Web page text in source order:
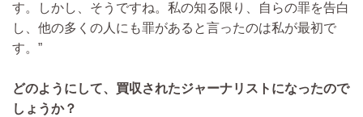
す。しかし、そうですね。私の知る限り、自らの罪を告白
し、他の多くの人にも罪があると言ったのは私が最初で
す。”
どのようにして、買収されたジャーナリストになったので
しょうか？